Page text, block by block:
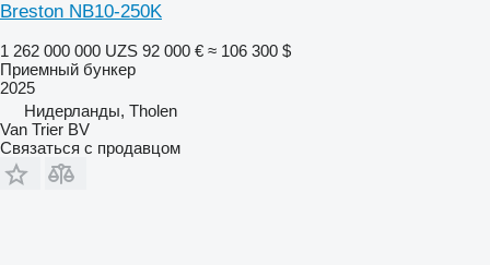
Breston NB10-250K
1 262 000 000 UZS 92 000 € ≈ 106 300 $
Приемный бункер
2025
Нидерланды, Tholen
Van Trier BV
Связаться с продавцом